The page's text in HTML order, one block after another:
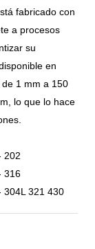
fabricado con
a procesos
su
en
1 mm a 150
lo que lo hace
202
316
304L 321 430